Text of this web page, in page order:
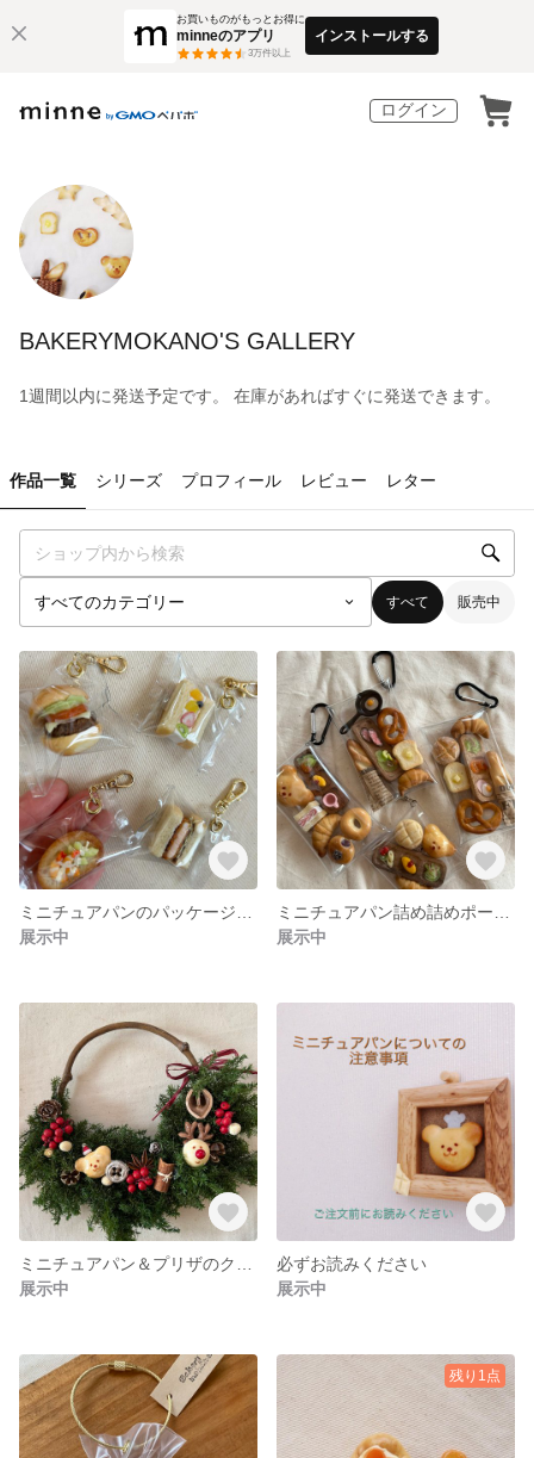
お買いものがもっとお得に
minneのアプリ
3万件以上
インストールする
ログイン
BAKERYMOKANO'S GALLERY
1週間以内に発送予定です。 在庫があればすぐに発送できます。
作品一覧 シリーズ プロフィール レビュー レター
すべて 販売中
展示中
展示中
展示中
必ずお読みください
展示中
残り1点